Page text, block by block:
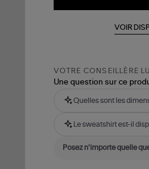
VOIR
VOTRE CONSEILLÈRE
Une question sur ce
Quelles sont les
Le sweatshirt est-il